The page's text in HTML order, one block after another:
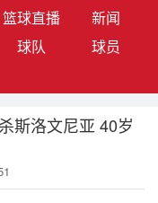
篮球直播
新闻
球队
球员
斯洛文尼亚 40岁